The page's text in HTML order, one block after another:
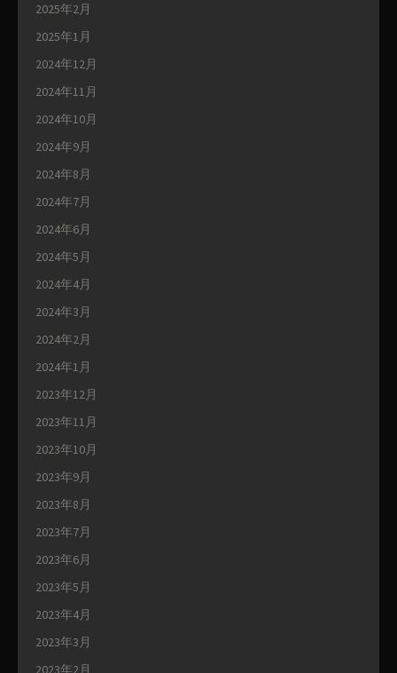
2025年2月
2025年1月
2024年12月
2024年11月
2024年10月
2024年9月
2024年8月
2024年7月
2024年6月
2024年5月
2024年4月
2024年3月
2024年2月
2024年1月
2023年12月
2023年11月
2023年10月
2023年9月
2023年8月
2023年7月
2023年6月
2023年5月
2023年4月
2023年3月
2023年2月